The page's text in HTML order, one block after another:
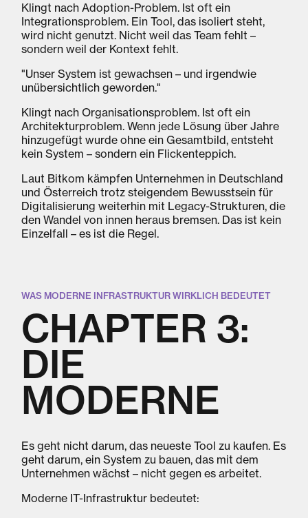
Klingt nach Adoption-Problem. Ist oft ein
Integrationsproblem. Ein Tool, das isoliert steht,
wird nicht genutzt. Nicht weil das Team fehlt –
sondern weil der Kontext fehlt.
"Unser System ist gewachsen – und irgendwie
unübersichtlich geworden."
Klingt nach Organisationsproblem. Ist oft ein
Architekturproblem. Wenn jede Lösung über Jahre
hinzugefügt wurde ohne ein Gesamtbild, entsteht
kein System – sondern ein Flickenteppich.
Laut Bitkom kämpfen Unternehmen in Deutschland
und Österreich trotz steigendem Bewusstsein für
Digitalisierung weiterhin mit Legacy-Strukturen, die
den Wandel von innen heraus bremsen. Das ist kein
Einzelfall – es ist die Regel.
WAS MODERNE INFRASTRUKTUR WIRKLICH BEDEUTET
CHAPTER 3:
DIE
MODERNE
Es geht nicht darum, das neueste Tool zu kaufen. Es
geht darum, ein System zu bauen, das mit dem
Unternehmen wächst – nicht gegen es arbeitet.
Moderne IT-Infrastruktur bedeutet: